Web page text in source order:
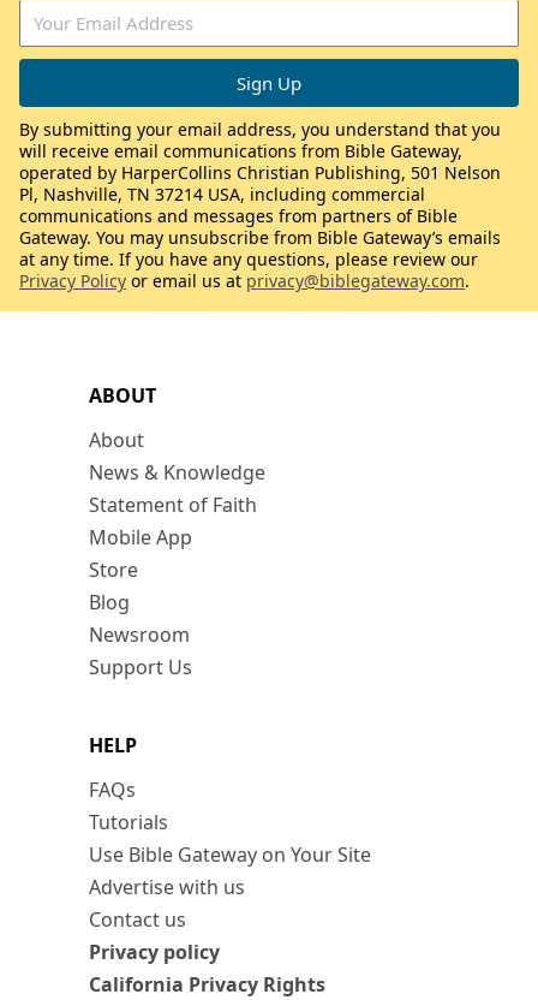
ABOUT
About
News & Knowledge
Statement of Faith
Mobile App
Store
Blog
Newsroom
Support Us
HELP
FAQs
Tutorials
Use Bible Gateway on Your Site
Advertise with us
Contact us
Privacy policy
California Privacy Rights
By submitting your email address, you understand that you
will receive email communications from Bible Gateway,
operated by HarperCollins Christian Publishing, 501 Nelson
Pl, Nashville, TN 37214 USA, including commercial
communications and messages from partners of Bible
Gateway. You may unsubscribe from Bible Gateway’s emails
at any time. If you have any questions, please review our
Privacy Policy or email us at privacy@biblegateway.com.